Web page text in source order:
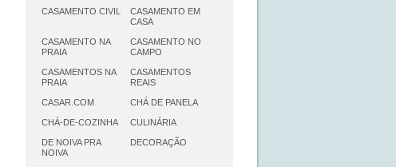
CASAMENTO CIVIL
CASAMENTO EM
CASA
CASAMENTO NA
PRAIA
CASAMENTO NO
CAMPO
CASAMENTOS NA
PRAIA
CASAMENTOS
REAIS
CASAR.COM CHÁ DE PANELA
CHÁ-DE-COZINHA CULINÁRIA
DE NOIVA PRA
NOIVA
DECORAÇÃO